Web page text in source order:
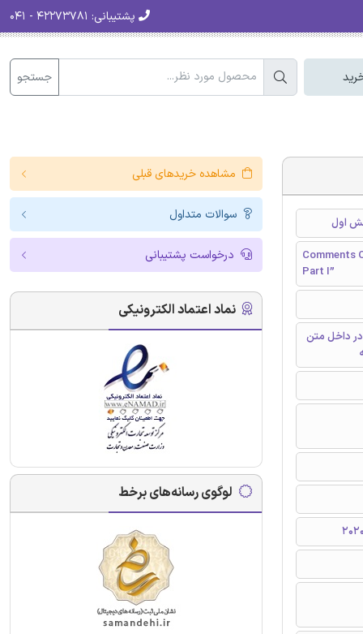
پشتیبانی:
جستجو
اول
Comments
Part I”
داخل متن
مشاهده خریدهای قبلی
سوالات متداول
درخواست پشتیبانی
نماد اعتماد الکترونیکی
لوگوی رسانه‌های برخط